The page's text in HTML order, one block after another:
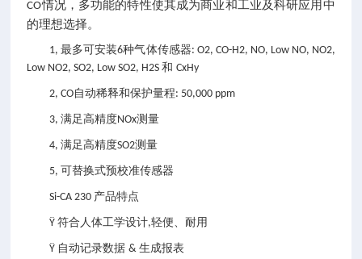
CO情况，多功能的特性使其成为商业和工业及科研应用中
的理想选择。
1,最多可安装6种气体传感器: O2, CO-H2, NO, Low NO, NO2,
Low NO2, SO2, Low SO2, H2S和CxHy
2, CO自动稀释和保护量程: 50,000 ppm
3,满足高精度NOx测量
4,满足高精度SO2测量
5, 可替换式预校准传感器
Si-CA 230 产品特点
Ÿ符合人体工学设计,轻便、耐用
Ÿ 自动记录数据&生成报表